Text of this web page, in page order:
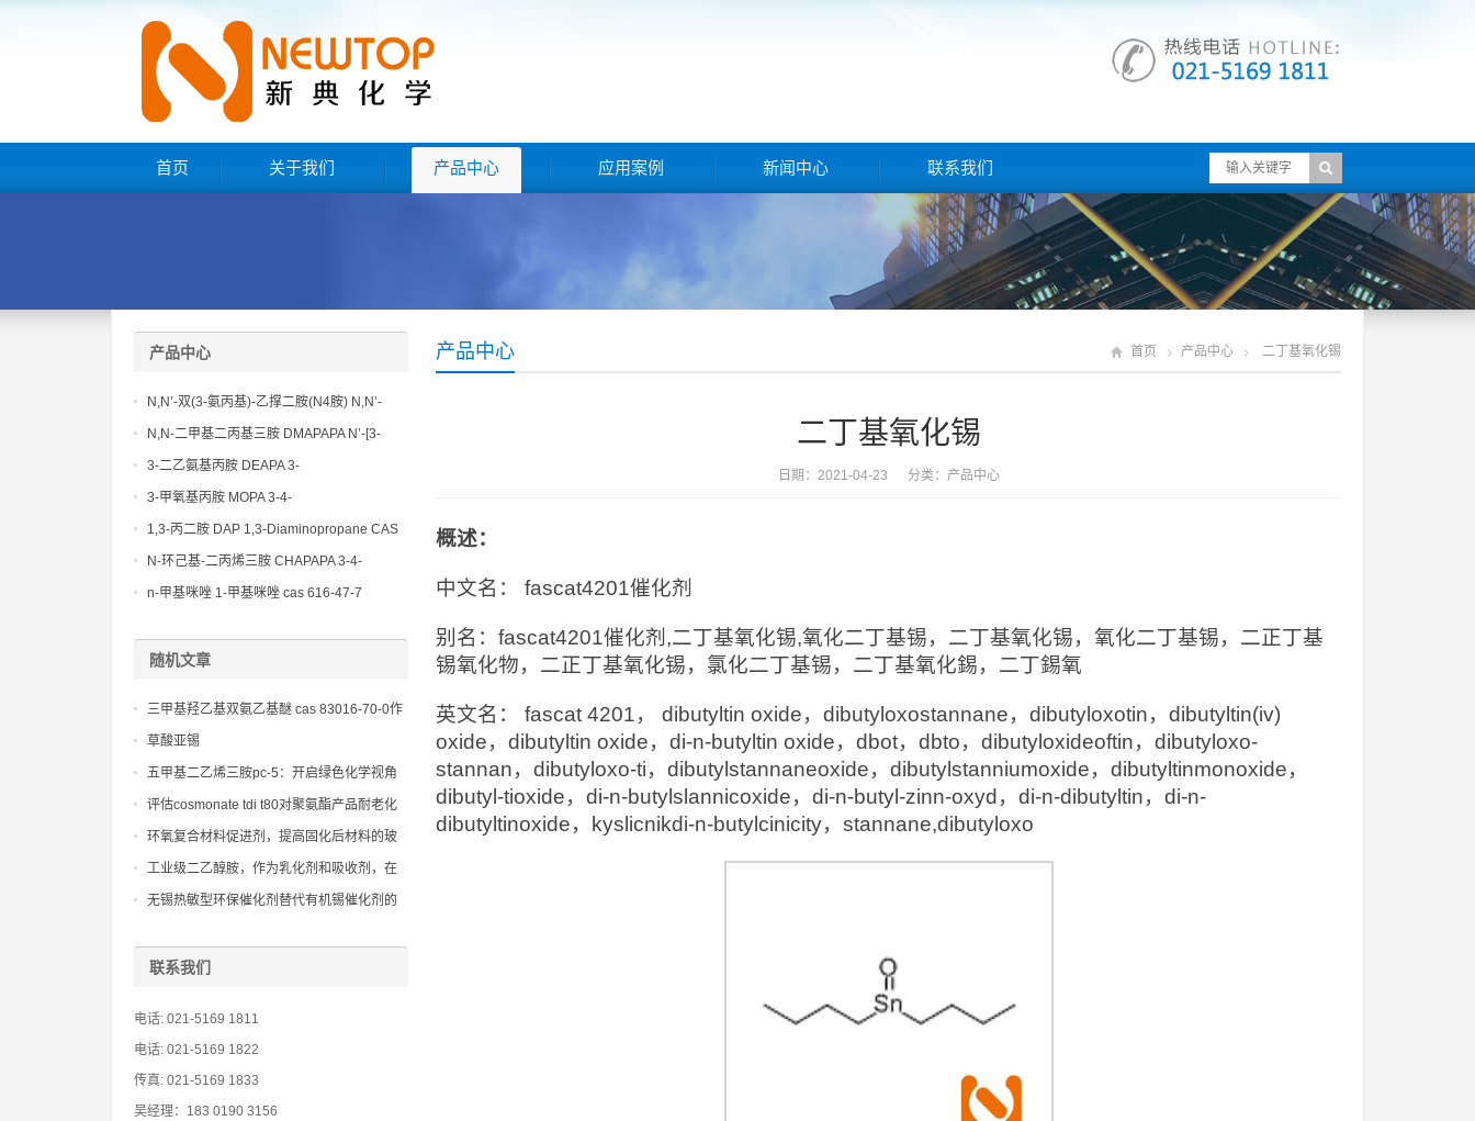
首页 关于我们 产品中心 应用案例 新闻中心 联系我们
产品中心 首页 产品中心 二丁基氧化锡
二丁基氧化锡
日期：2021-04-23 分类： 产品中心
概述：
中文名： fascat4201催化剂
别名：fascat4201催化剂,二丁基氧化锡,氧化二丁基锡，二丁基氧化锡，氧化二丁基锡，二正丁基
锡氧化物，二正丁基氧化锡，氯化二丁基锡，二丁基氧化錫，二丁錫氧
英文名： fascat 4201， dibutyltin oxide，dibutyloxostannane，dibutyloxotin，dibutyltin(iv)
oxide，dibutyltin oxide，di-n-butyltin oxide，dbot，dbto，dibutyloxideoftin，dibutyloxo-
stannan，dibutyloxo-ti，dibutylstannaneoxide，dibutylstanniumoxide，dibutyltinmonoxide，
dibutyl-tioxide，di-n-butylslannicoxide，di-n-butyl-zinn-oxyd，di-n-dibutyltin，di-n-
dibutyltinoxide，kyslicnikdi-n-butylcinicity，stannane,dibutyloxo
产品中心
N,N’-双(3-氨丙基)-乙撑二胺(N4胺) N,N’-
Bis(3-aminopropyl)-ethylenediamine CAS
No10563-26-5
N,N-二甲基二丙基三胺 DMAPAPA N’-[3-
(dimethylamino)propyllpropane-1,3-
diamine CAS No10563-29-8
3-二乙氨基丙胺 DEAPA 3-
(Diethylamino)propylamine CAS No 104-
3-甲氧基丙胺 MOPA 3-4-
Methoxypropylamine CAS No 5332-73-0
1,3-丙二胺 DAP 1,3-Diaminopropane CAS
No 109-76-2
N-环己基-二丙烯三胺 CHAPAPA 3-4-
Methoxypropylamine CAS No:5332-73-0
n-甲基咪唑 1-甲基咪唑 cas 616-47-7
随机文章
三甲基羟乙基双氨乙基醚 cas 83016-70-0作
为高效发泡催化剂在聚氨酯硬泡中的应用
草酸亚锡
五甲基二乙烯三胺pc-5：开启绿色化学视角
下的新型催化技术
评估cosmonate tdi t80对聚氨酯产品耐老化
性能的潜在影响
环氧复合材料促进剂，提高固化后材料的玻
璃化转变温度和耐热性
工业级二乙醇胺，作为乳化剂和吸收剂，在
多个领域发挥重要作用
无锡热敏型环保催化剂替代有机锡催化剂的
联系我们
电话: 021-5169 1811
电话: 021-5169 1822
传真: 021-5169 1833
吴经理：183 0190 3156